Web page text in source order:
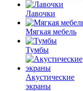
Лавочки
Мягкая мебель
Тумбы
Акустические
экраны